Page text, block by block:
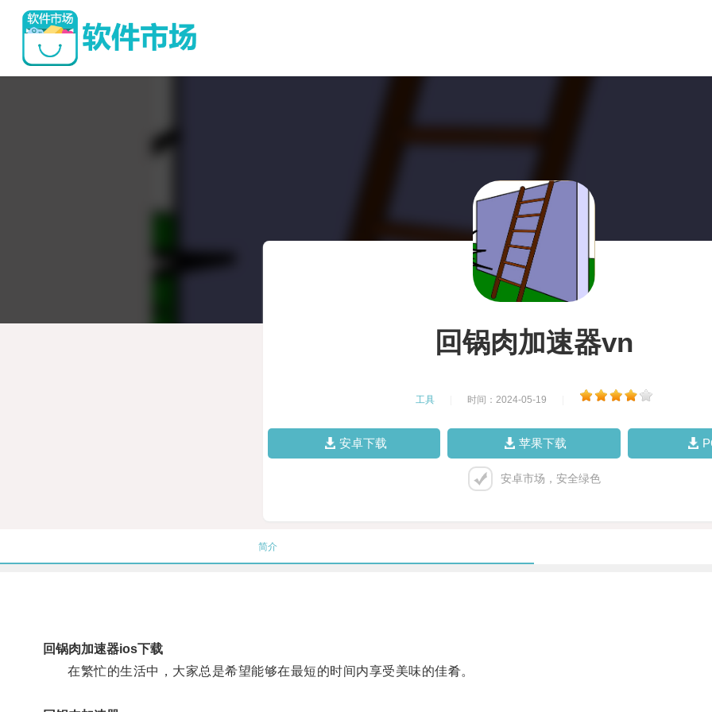
回锅肉加速器vn
工具 时间：2024-05-19
安卓下载 苹果下载
安卓市场，安全绿色
简介
回锅肉加速器ios下载
在繁忙的生活中，大家总是希望能够在最短的时间内享受美味的佳肴。